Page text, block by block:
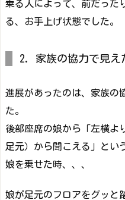
乗る人によって、前だった
る、お手上げ状態でした。
2. 家族の協力で見え
進展があったのは、家族の
た。
後部座席の娘から「左横よ
足元）から聞こえる」とい
娘を乗せた時、、、
娘が足元のフロアをグッと